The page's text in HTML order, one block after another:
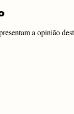
a opinião